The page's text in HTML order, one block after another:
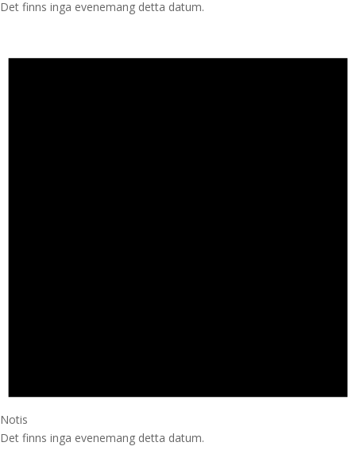
Det finns inga evenemang detta datum.
Notis
Det finns inga evenemang detta datum.